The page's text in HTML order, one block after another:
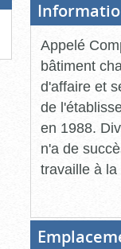
Appelé
bâtiment
d'affaire et
de
en 1988.
n'a de
travaille à